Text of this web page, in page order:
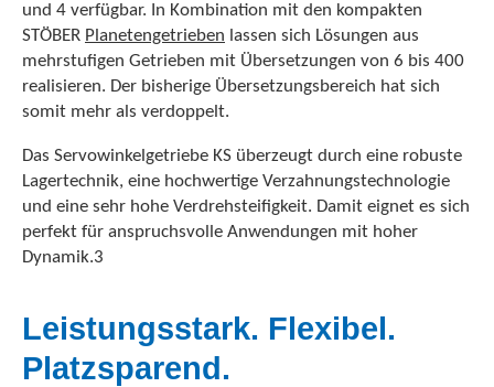
und 4 verfügbar. In Kombination mit den kompakten
STÖBER Planetengetrieben lassen sich Lösungen aus
mehrstufigen Getrieben mit Übersetzungen von 6 bis 400
realisieren. Der bisherige Übersetzungsbereich hat sich
somit mehr als verdoppelt.
Das Servowinkelgetriebe KS überzeugt durch eine robuste
Lagertechnik, eine hochwertige Verzahnungstechnologie
und eine sehr hohe Verdrehsteifigkeit. Damit eignet es sich
perfekt für anspruchsvolle Anwendungen mit hoher
Dynamik.3
Leistungsstark. Flexibel.
Platzsparend.